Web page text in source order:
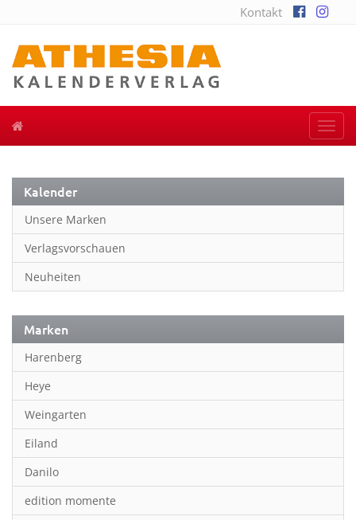
Kontakt
Kalender
Unsere Marken
Verlagsvorschauen
Neuheiten
Marken
Harenberg
Heye
Weingarten
Eiland
Danilo
edition momente